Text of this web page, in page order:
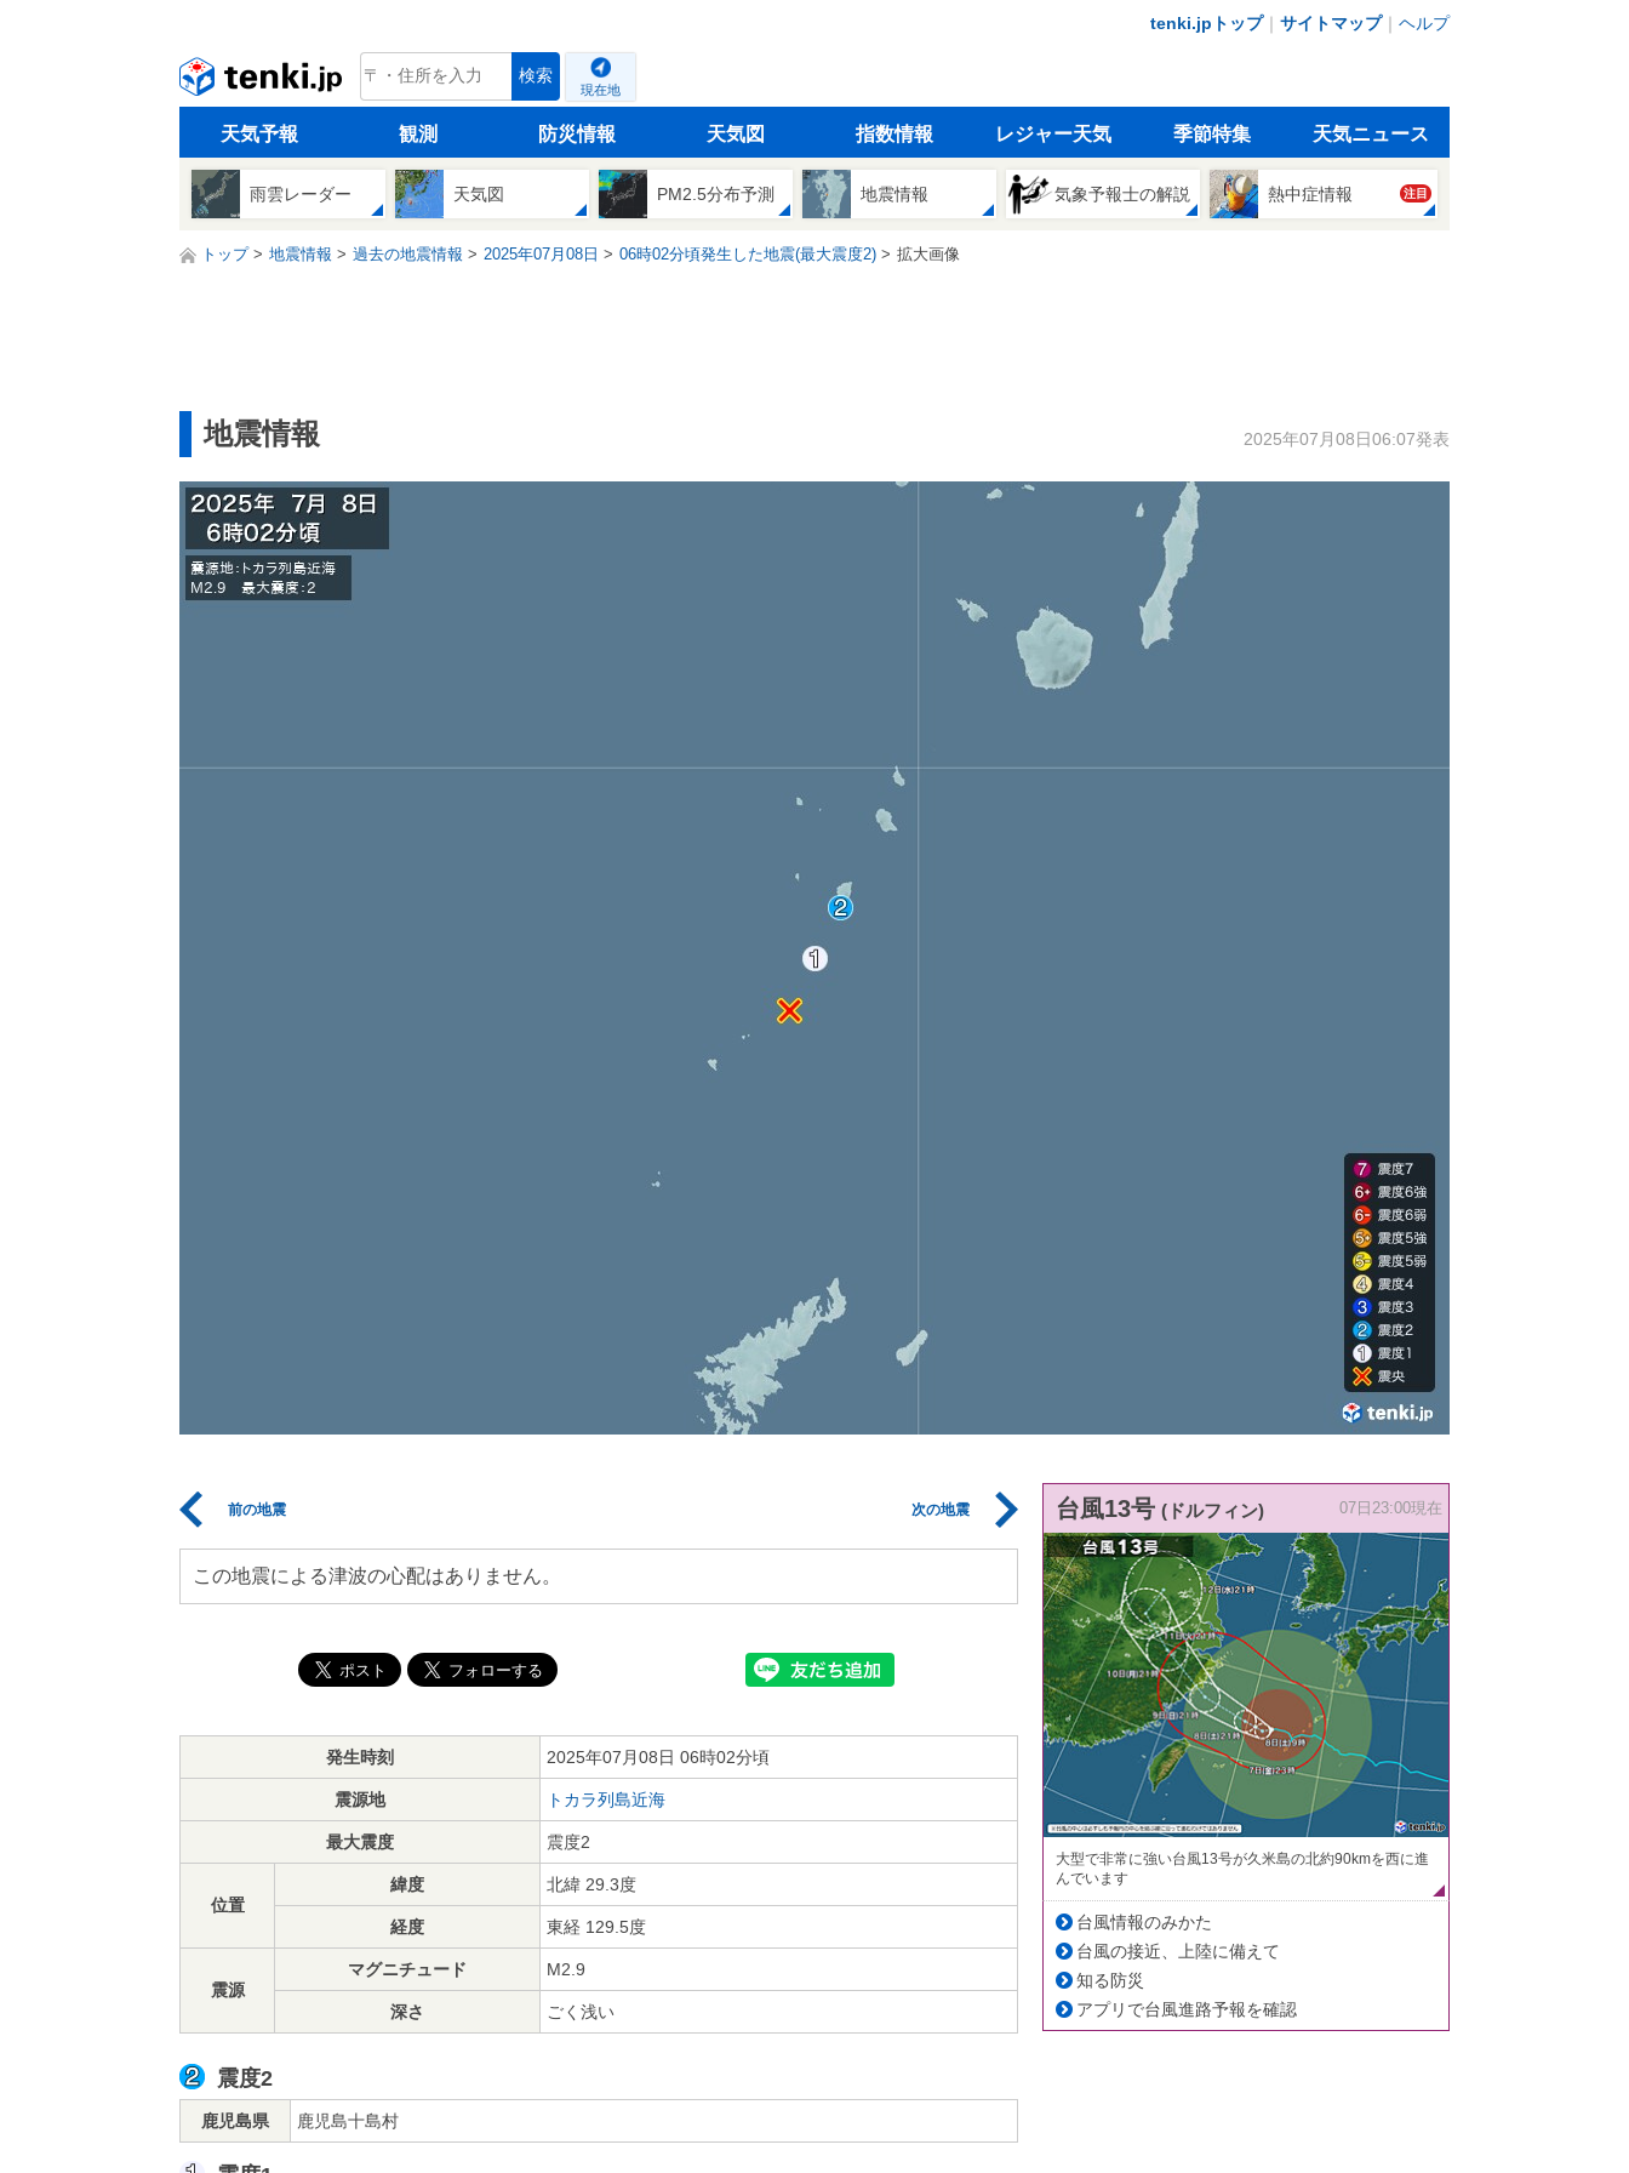
tenki.jpトップ｜ サイトマップ｜ ヘルプ
tenki.jp 検索
現在地
天気予報 観測 防災情報 天気図 指数情報 レジャー天気 季節特集 天気ニュース
雨雲レーダー 天気図 PM2.5分布予測 地震情報 気象予報士の解説 熱中症情報 注目
トップ 地震情報 過去の地震情報 2025年07月08日 06時02分頃発生した地震(最大震度2) 拡大画像
地震情報 2025年07月08日06:07発表
前の地震 次の地震
この地震による津波の心配はありません。
発生時刻 2025年07月08日 06時02分頃
震源地 トカラ列島近海
最大震度 震度2
位置
緯度 北緯 29.3度
経度 東経 129.5度
震源
マグニチュード M2.9
深さ ごく浅い
震度2
鹿児島県 鹿児島十島村
台風13号 (ドルフィン) 07日23:00現在
大型で非常に強い台風13号が久米島の北約90kmを西に進
んでいます
台風情報のみかた
台風の接近、上陸に備えて
知る防災
アプリで台風進路予報を確認